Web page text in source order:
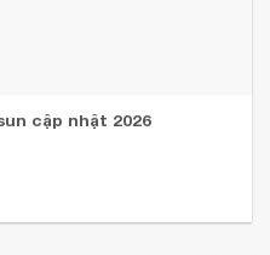
cập nhật 2026